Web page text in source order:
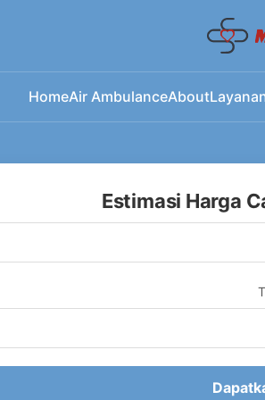
HomeAir AmbulanceAbout
Estimasi Harga